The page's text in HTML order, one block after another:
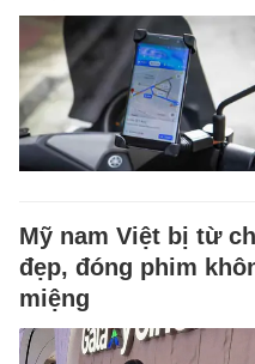
Mỹ nam Việt bị từ
đẹp, đóng phim
miệng